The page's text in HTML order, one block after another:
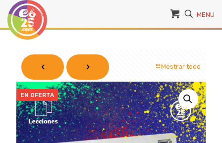
MENU
Mostrar todo
EN OFERTA